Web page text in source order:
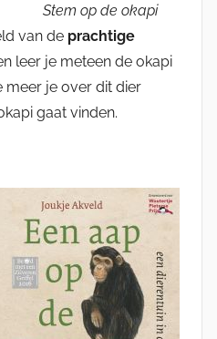
Stem op de okapi
van de prachtige
leer je meteen de okapi
meer je over dit dier
gaat vinden.